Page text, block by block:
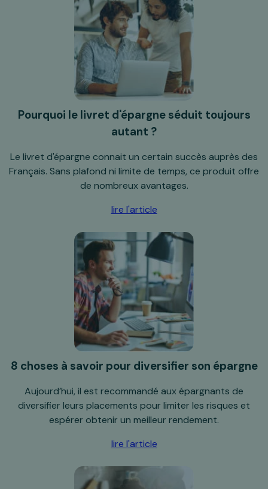
Pourquoi le livret d'épargne séduit toujours
autant ?
Le livret d'épargne connait un certain succès auprès des
Français. Sans plafond ni limite de temps, ce produit offre
de nombreux avantages.
lire l'article
8 choses à savoir pour diversifier son épargne
Aujourd’hui, il est recommandé aux épargnants de
diversifier leurs placements pour limiter les risques et
espérer obtenir un meilleur rendement.
lire l'article